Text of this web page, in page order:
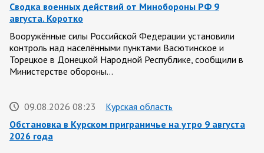
Сводка военных действий от Минобороны РФ 9
августа. Коротко
Вооружённые силы Российской Федерации установили
контроль над населёнными пунктами Васютинское и
Торецкое в Донецкой Народной Республике, сообщили в
Министерстве обороны…
09.08.2026 08:23
Курская область
Обстановка в Курском приграничье на утро 9 августа
2026 года